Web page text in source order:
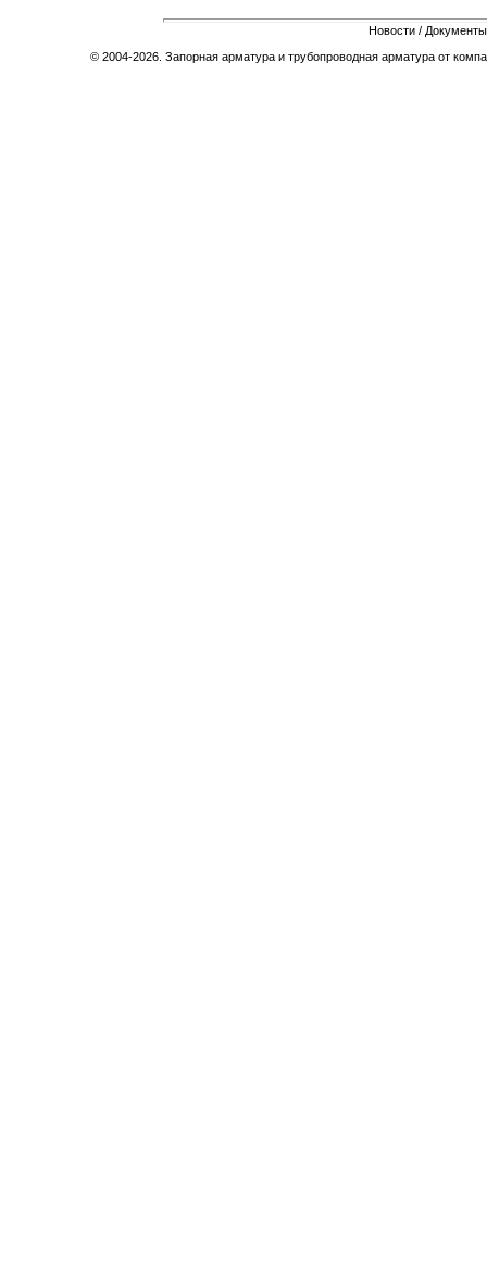
Новости / Документы
© 2004-2026. Запорная арматура и трубопроводная арматура от